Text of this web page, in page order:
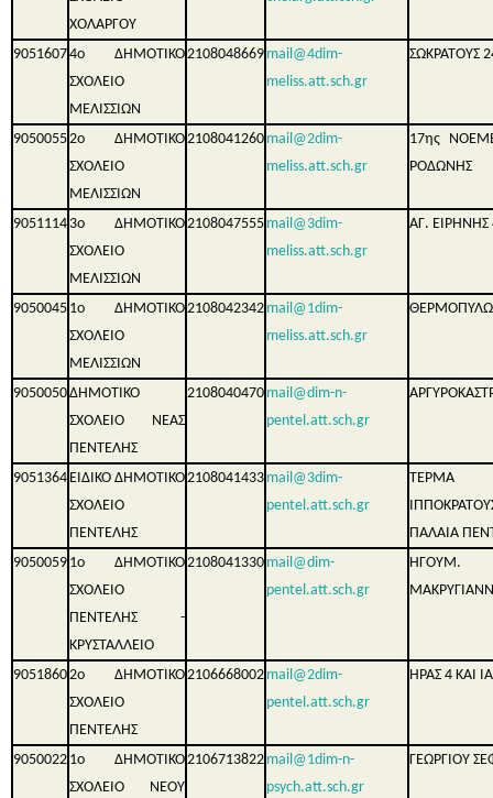
ΧΟΛΑΡΓΟΥ
90516074ο ΔΗΜΟΤΙΚΟ
ΣΧΟΛΕΙΟ
ΜΕΛΙΣΣΙΩΝ
2108048669 mail@4dim-
meliss.att.sch.gr
ΣΩΚΡΑΤΟΥΣ
90500552ο ΔΗΜΟΤΙΚΟ
ΣΧΟΛΕΙΟ
ΜΕΛΙΣΣΙΩΝ
2108041260 mail@2dim-
meliss.att.sch.gr
17ης
ΡΟΔΩΝΗΣ
9051114 3ο ΔΗΜΟΤΙΚΟ
ΣΧΟΛΕΙΟ
ΜΕΛΙΣΣΙΩΝ
2108047555 mail@3dim-
meliss.att.sch.gr
ΑΓ. ΕΙΡΗΝΗΣ
9050045 1ο ΔΗΜΟΤΙΚΟ
ΣΧΟΛΕΙΟ
ΜΕΛΙΣΣΙΩΝ
2108042342 mail@1dim-
meliss.att.sch.gr
9050050ΔΗΜΟΤΙΚΟ
ΣΧΟΛΕΙΟ ΝΕΑΣ
ΠΕΝΤΕΛΗΣ
2108040470 mail@dim-n-
pentel.att.sch.gr
9051364 ΕΙΔΙΚΟ ΔΗΜΟΤΙΚΟ
ΣΧΟΛΕΙΟ
ΠΕΝΤΕΛΗΣ
2108041433 mail@3dim-
pentel.att.sch.gr
ΤΕΡΜΑ
ΠΑΛΑΙΑ
9050059 1ο ΔΗΜΟΤΙΚΟ
ΣΧΟΛΕΙΟ
ΠΕΝΤΕΛΗΣ -
ΚΡΥΣΤΑΛΛΕΙΟ
2108041330 mail@dim-
pentel.att.sch.gr
ΗΓΟΥΜ.
90518602ο ΔΗΜΟΤΙΚΟ
ΣΧΟΛΕΙΟ
ΠΕΝΤΕΛΗΣ
2106668002 mail@2dim-
pentel.att.sch.gr
ΗΡΑΣ 4 ΚΑΙ
9050022 1ο ΔΗΜΟΤΙΚΟ
ΣΧΟΛΕΙΟ ΝΕΟΥ
2106713822 mail@1dim-n-
psych.att.sch.gr
ΓΕΩΡΓΙΟΥ